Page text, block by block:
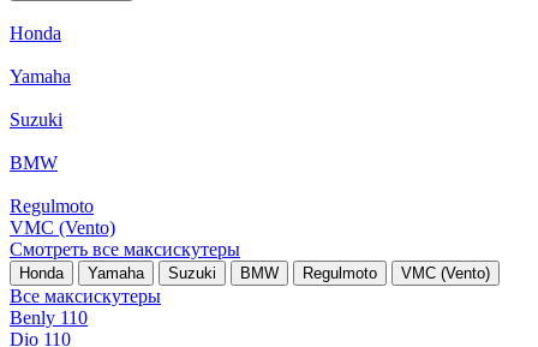
Honda
Yamaha
Suzuki
BMW
Regulmoto
VMC (Vento)
Смотреть все максискутеры
Honda Yamaha Suzuki BMW Regulmoto VMC (Vento)
Все максискутеры
Benly 110
Dio 110